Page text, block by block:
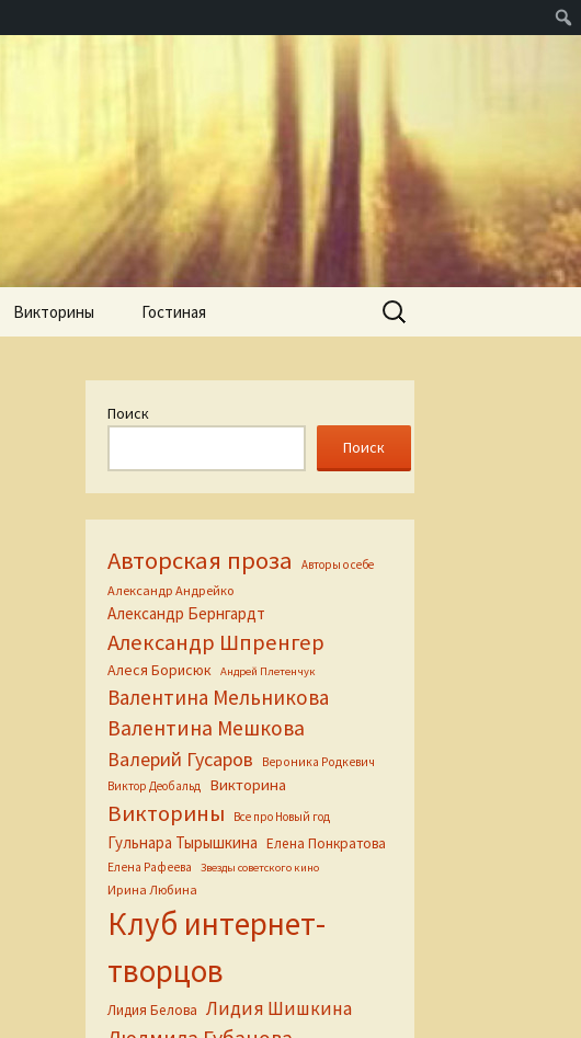
Викторины Гостиная
Найти:
Поиск
Поиск
Авторская проза Авторы о себе
Александр Андрейко
Александр Бернгардт
Александр Шпренгер
Алеся Борисюк Андрей Плетенчук
Валентина Мельникова
Валентина Мешкова
Валерий Гусаров
Вероника Родкевич
Виктор Деобальд
Викторина
Викторины Все про Новый год
Гульнара Тырышкина Елена Понкратова
Елена Рафеева Звезды советского кино
Ирина Любина
Клуб интернет-
творцов
Лидия Белова Лидия Шишкина